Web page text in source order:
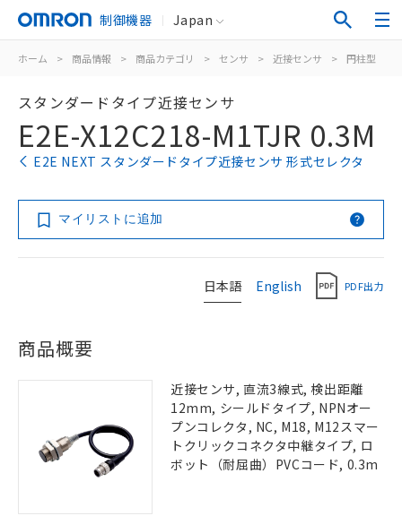
制御機器 Japan
ホーム > 商品情報 > 商品カテゴリ > センサ > 近接センサ > 円柱型
スタンダードタイプ近接センサ
E2E-X12C218-M1TJR 0.3M
E2E NEXT スタンダードタイプ近接センサ 形式セレクタ
マイリストに追加
日本語 English PDF出力
商品概要
近接センサ, 直流3線式, 検出距離
12mm, シールドタイプ, NPNオー
プンコレクタ, NC, M18, M12スマー
トクリックコネクタ中継タイプ, ロ
ボット（耐屈曲）PVCコード, 0.3m